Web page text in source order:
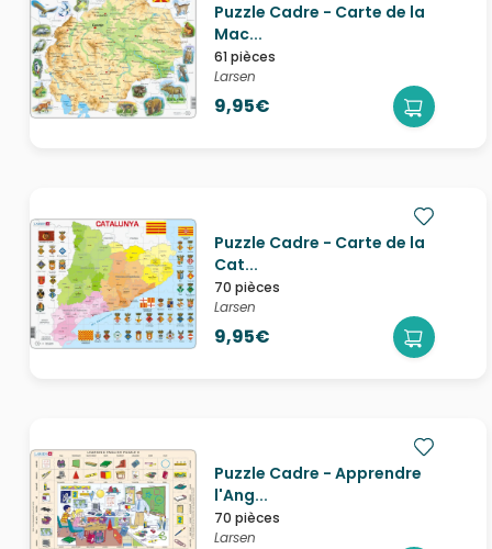
Puzzle Cadre - Carte de la
Mac...
61 pièces
Larsen
9,95€
Puzzle Cadre - Carte de la
Cat...
70 pièces
Larsen
9,95€
Puzzle Cadre - Apprendre
l'Ang...
70 pièces
Larsen